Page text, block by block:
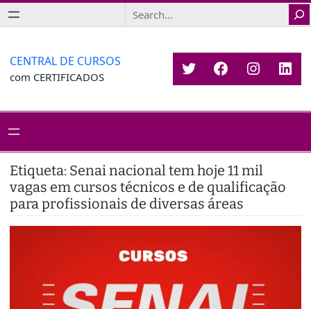
Saltar
para
conteúdo
Search
CENTRAL DE CURSOS
com CERTIFICADOS TwitterFacebook
Etiqueta: Senai nacional tem hoje 11 mil
vagas em cursos técnicos e de qualificação
para profissionais de diversas áreas